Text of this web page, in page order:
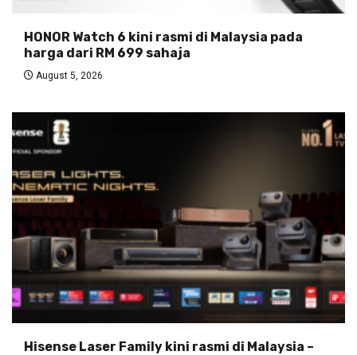
HONOR Watch 6 kini rasmi di Malaysia pada
harga dari RM 699 sahaja
August 5, 2026
Hisense Laser Family kini rasmi di Malaysia –